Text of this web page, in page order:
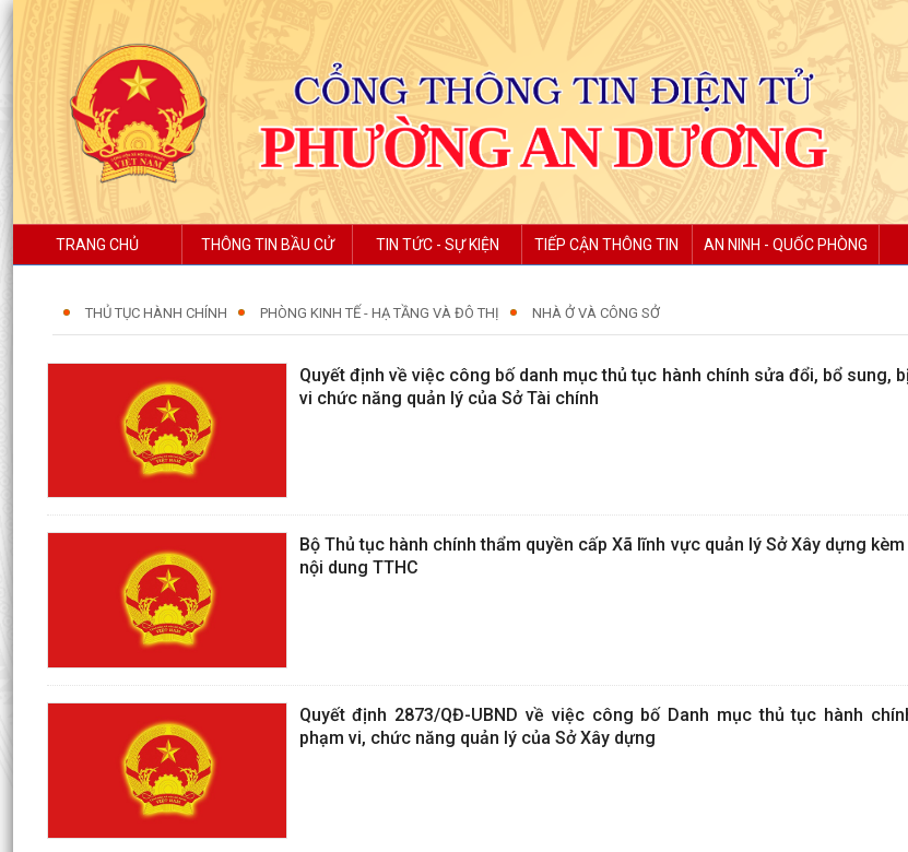
TRANG CHỦ THÔNG TIN BẦU CỬ TIN TỨC - SỰ KIỆN TIẾP CẬN THÔNG TIN AN NINH - QUỐC PHÒNG
THỦ TỤC HÀNH CHÍNH PHÒNG KINH TẾ - HẠ TẦNG VÀ ĐÔ THỊ NHÀ Ở VÀ CÔNG SỞ
Quyết định về việc công bố danh mục thủ tục hành chính sửa đổi, bổ sung,
vi chức năng quản lý của Sở Tài chính
Bộ Thủ tục hành chính thẩm quyền cấp Xã lĩnh vực quản lý Sở Xây dựng
nội dung TTHC
Quyết định 2873/QĐ-UBND về việc công bố Danh mục thủ tục hành
phạm vi, chức năng quản lý của Sở Xây dựng